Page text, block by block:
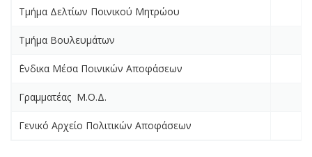
Τμήμα Δελτίων Ποινικού Μητρώου
Τμήμα Βουλευμάτων
΄Ενδικα Μέσα Ποινικών Αποφάσεων
Γραμματέας Μ.Ο.Δ.
Γενικό Αρχείο Πολιτικών Αποφάσεων